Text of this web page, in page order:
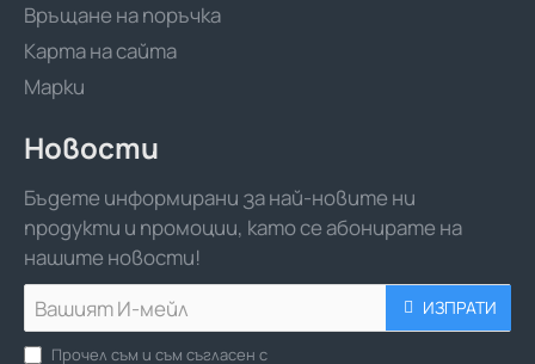
Връщане на поръчка
Карта на сайта
Марки
Новости
Бъдете информирани за най-новите ни
продукти и промоции, като се абонирате на
нашите новости!
И-
мейл
ИЗПРАТИ
Прочел съм и съм съгласен с